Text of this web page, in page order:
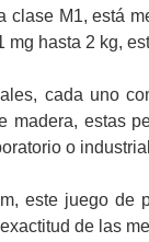
clase M1, está
hasta 2 kg,
cada uno
madera, estas
o
este juego
de las